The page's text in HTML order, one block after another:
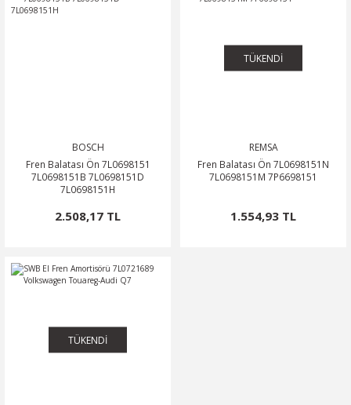
BOSCH
Fren Balatası Ön 7L0698151
7L0698151B 7L0698151D
7L0698151H
2.508,17 TL
TÜKENDİ
REMSA
Fren Balatası Ön 7L0698151N
7L0698151M 7P6698151
1.554,93 TL
TÜKENDİ